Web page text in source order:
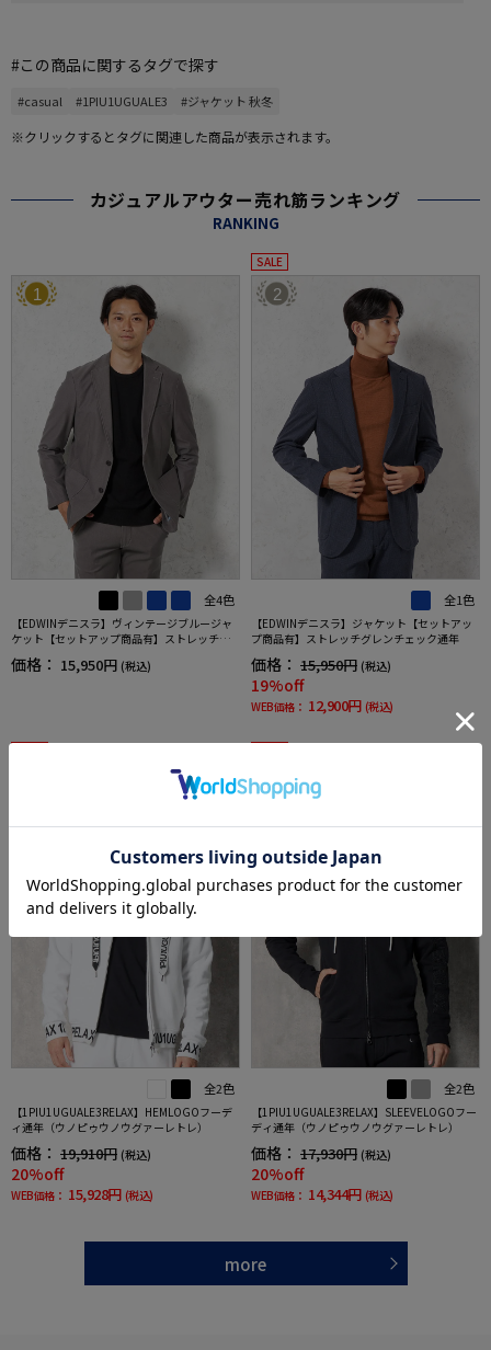
#この商品に関するタグで探す
#casual #1PIU1UGUALE3 #ジャケット 秋冬
※クリックするとタグに関連した商品が表示されます。
カジュアルアウター売れ筋ランキング
RANKING
1
全4色
【EDWINデニスラ】ヴィンテージブルージャ
ケット【セットアップ商品有】ストレッチ無
価格： 15,950円 (税込)
SALE
2
全1色
【EDWINデニスラ】ジャケット【セットアッ
プ商品有】ストレッチグレンチェック通年
価格： 15,950円 (税込)
19%off
WEB価格： 12,900円 (税込)
全2色
【1PIU1UGUALE3RELAX】HEMLOGOフーデ
ィ通年（ウノピゥウノウグァーレトレ）
価格： 19,910円 (税込)
20%off
WEB価格： 15,928円 (税込)
4
全2色
【1PIU1UGUALE3RELAX】SLEEVELOGOフー
ディ通年（ウノピゥウノウグァーレトレ）
価格： 17,930円 (税込)
20%off
WEB価格： 14,344円 (税込)
more